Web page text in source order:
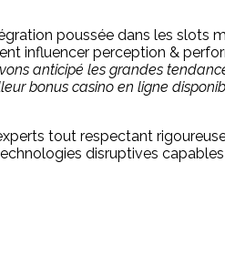
poussée dans les slots
influencer perception &
anticipé les grandes
bonus casino en ligne
tout respectant
disruptives